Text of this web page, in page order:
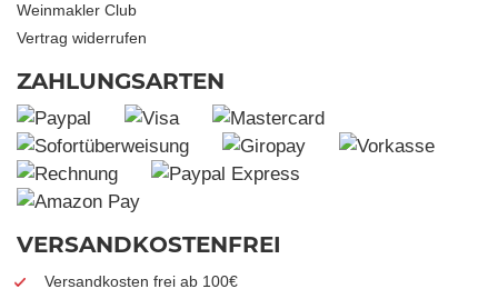
Weinmakler Club
Vertrag widerrufen
ZAHLUNGSARTEN
VERSANDKOSTENFREI
Versandkosten frei ab 100€